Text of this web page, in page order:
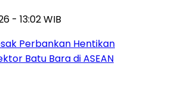
- 13:02 WIB
Perbankan Hentikan
Batu Bara di ASEAN